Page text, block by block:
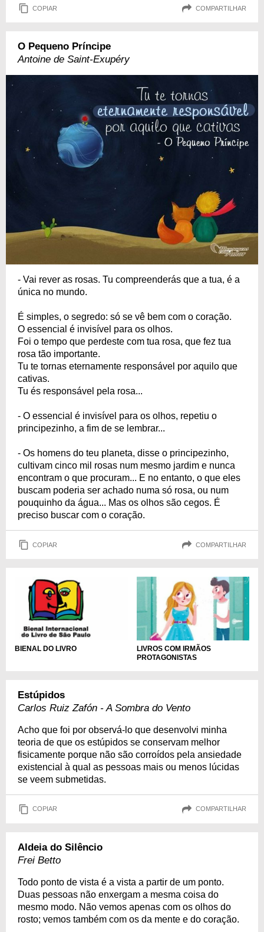
COPIAR COMPARTILHAR
O Pequeno Príncipe
Antoine de Saint-Exupéry
- Vai rever as rosas. Tu compreenderás que a tua, é a
única no mundo.
É simples, o segredo: só se vê bem com o coração.
O essencial é invisível para os olhos.
Foi o tempo que perdeste com tua rosa, que fez tua
rosa tão importante.
Tu te tornas eternamente responsável por aquilo que
cativas.
Tu és responsável pela rosa...
- O essencial é invisível para os olhos, repetiu o
principezinho, a fim de se lembrar...
- Os homens do teu planeta, disse o principezinho,
cultivam cinco mil rosas num mesmo jardim e nunca
encontram o que procuram... E no entanto, o que eles
buscam poderia ser achado numa só rosa, ou num
pouquinho da água... Mas os olhos são cegos. É
preciso buscar com o coração.
COPIAR COMPARTILHAR
BIENAL DO LIVRO
LIVROS COM IRMÃOS
PROTAGONISTAS
Estúpidos
Carlos Ruiz Zafón - A Sombra do Vento
Acho que foi por observá-lo que desenvolvi minha
teoria de que os estúpidos se conservam melhor
fisicamente porque não são corroídos pela ansiedade
existencial à qual as pessoas mais ou menos lúcidas
se veem submetidas.
COPIAR COMPARTILHAR
Aldeia do Silêncio
Frei Betto
Todo ponto de vista é a vista a partir de um ponto.
Duas pessoas não enxergam a mesma coisa do
mesmo modo. Não vemos apenas com os olhos do
rosto; vemos também com os da mente e do coração.